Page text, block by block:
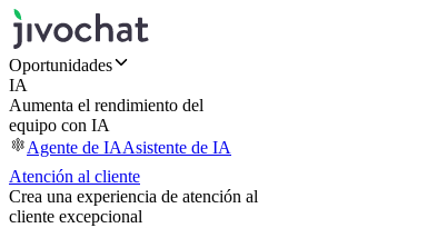
Oportunidades
IA
Aumenta el rendimiento del
equipo con IA
Agente de IAAsistente de IA
Atención al cliente
Crea una experiencia de atención al
cliente excepcional